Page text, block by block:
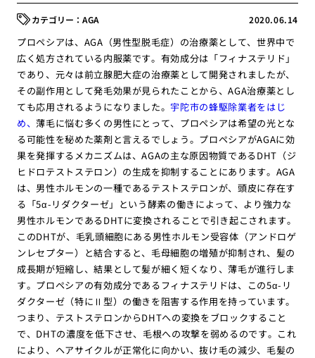
2020.06.14
AGA
プロペシアは、AGA（男性型脱毛症）の治療薬として、世界中で
広く処方されている内服薬です。有効成分は「フィナステリド」
であり、元々は前立腺肥大症の治療薬として開発されましたが、
その副作用として発毛効果が見られたことから、AGA治療薬とし
ても応用されるようになりました。 宇陀市の蜂駆除業者をはじ
め、薄毛に悩む多くの男性にとって、プロペシアは希望の光とな
る可能性を秘めた薬剤と言えるでしょう。プロペシアがAGAに効
果を発揮するメカニズムは、AGAの主な原因物質であるDHT（ジ
ヒドロテストステロン）の生成を抑制することにあります。AGA
は、男性ホルモンの一種であるテストステロンが、頭皮に存在す
る「5α-リダクターゼ」という酵素の働きによって、より強力な
男性ホルモンであるDHTに変換されることで引き起こされます。
このDHTが、毛乳頭細胞にある男性ホルモン受容体（アンドロゲ
ンレセプター）と結合すると、毛母細胞の増殖が抑制され、髪の
成長期が短縮し、結果として髪が細く短くなり、薄毛が進行しま
す。プロペシアの有効成分であるフィナステリドは、この5α-リ
ダクターゼ（特にⅡ型）の働きを阻害する作用を持っています。
つまり、テストステロンからDHTへの変換をブロックすること
で、DHTの濃度を低下させ、毛根への攻撃を弱めるのです。これ
により、ヘアサイクルが正常化に向かい、抜け毛の減少、毛髪の